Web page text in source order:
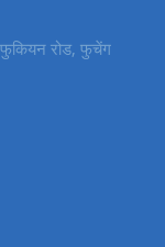
फुकियन रोड, फुचेंग